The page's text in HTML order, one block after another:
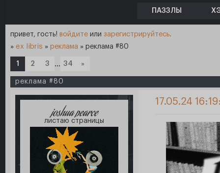
ПАЗЗЛЫ
привет, гость! войдите или зарегистрируйтесь.
» ex libris » реклама » реклама #80
1 2 3 … 34 »
реклама #80
joshua pearce
листаю страницы
17.05.24